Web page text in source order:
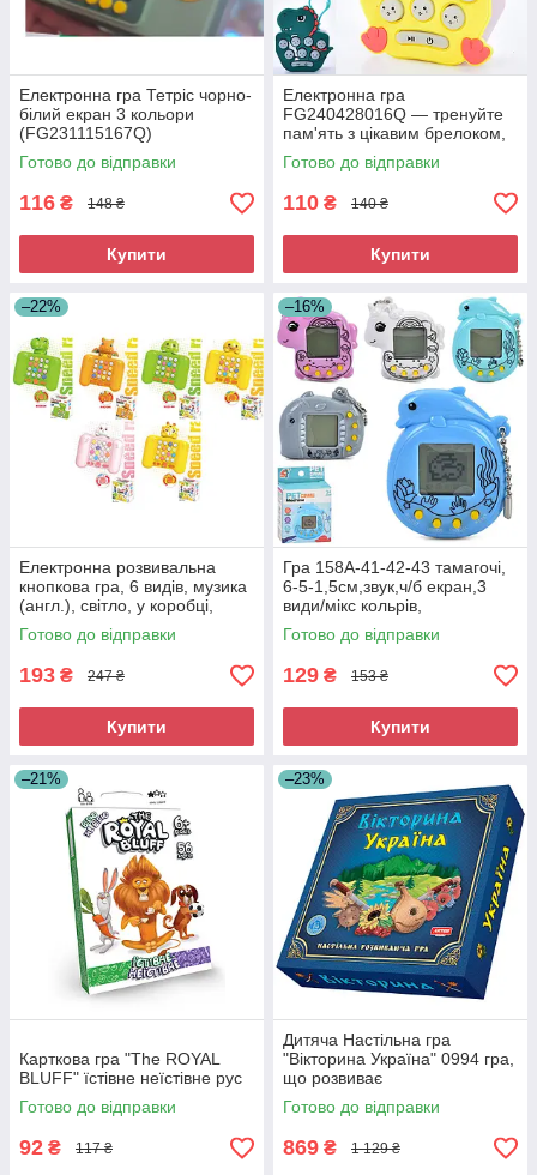
Електронна гра Тетріс чорно-
білий екран 3 кольори
(FG231115167Q)
Готово до відправки
116 ₴ 148 ₴
Купити
Електронна гра
FG240428016Q — тренуйте
пам'ять з цікавим брелоком,
мікс видів, музика та батареї
(упаковка 12 шт., кул.)
Готово до відправки
110 ₴ 140 ₴
Купити
–22%
Електронна розвивальна
кнопкова гра, 6 видів, музика
(англ.), світло, у коробці,
12x13,5 см (F6-7-9-B-9-L-9-Y-
9-K)
Готово до відправки
193 ₴ 247 ₴
Купити
–16%
Гра 158A-41-42-43 тамагочі,
6-5-1,5см,звук,ч/б екран,3
види/мікс кольрів,
бат(табл),кор. 5,5-8,5-2см
Готово до відправки
129 ₴ 153 ₴
Купити
–21%
Карткова гра "The ROYAL
BLUFF" їстівне неїстівне рус
Готово до відправки
92 ₴ 117 ₴
–23%
Дитяча Настільна гра
"Вікторина Україна" 0994 гра,
що розвиває
Готово до відправки
869 ₴ 1 129 ₴